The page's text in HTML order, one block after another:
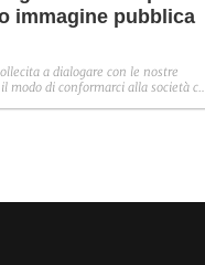
immagine pubblica
a dialogare con le nostre
modo di conformarci alla società